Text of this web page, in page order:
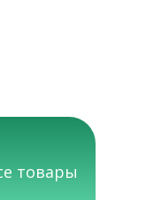
товары